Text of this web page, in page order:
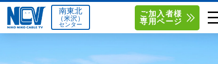
南東北
（米沢）
センター
ご加入者様
専用ページ